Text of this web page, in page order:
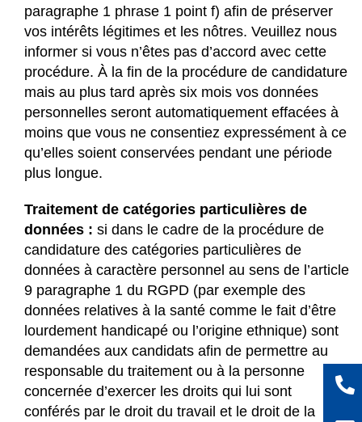
paragraphe 1 phrase 1 point f) afin de préserver
vos intérêts légitimes et les nôtres. Veuillez nous
informer si vous n’êtes pas d’accord avec cette
procédure. À la fin de la procédure de candidature
mais au plus tard après six mois vos données
personnelles seront automatiquement effacées à
moins que vous ne consentiez expressément à ce
qu’elles soient conservées pendant une période
plus longue.
Traitement de catégories particulières de
données : si dans le cadre de la procédure de
candidature des catégories particulières de
données à caractère personnel au sens de l’article
9 paragraphe 1 du RGPD (par exemple des
données relatives à la santé comme le fait d’être
lourdement handicapé ou l’origine ethnique) sont
demandées aux candidats afin de permettre au
responsable du traitement ou à la personne
concernée d’exercer les droits qui lui sont
conférés par le droit du travail et le droit de la